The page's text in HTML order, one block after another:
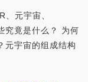
元宇宙、
竟是什么？ 为何
元宇宙的组成结构